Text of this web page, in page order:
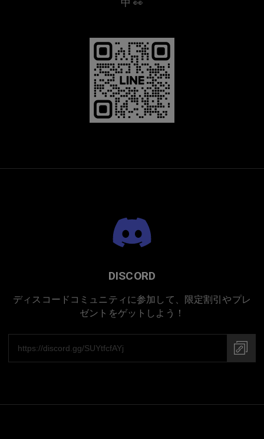
中 👀
DISCORD
ディスコードコミュニティに参加して、限定割引やプレ
ゼントをゲットしよう！